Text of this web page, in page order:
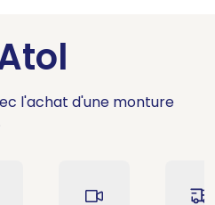
l'achat d'une monture